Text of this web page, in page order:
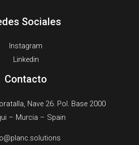
Sociales
Instagram
Linkedin
Contacto
Nave 26. Pol. Base 2000
– Murcia – Spain​